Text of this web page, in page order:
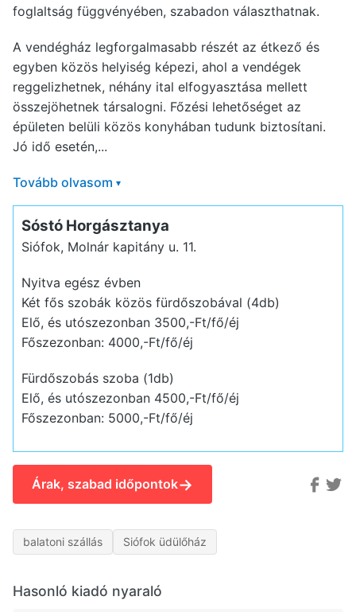
foglaltság függvényében, szabadon választhatnak.
A vendégház legforgalmasabb részét az étkező és
egyben közös helyiség képezi, ahol a vendégek
reggelizhetnek, néhány ital elfogyasztása mellett
összejöhetnek társalogni. Főzési lehetőséget az
épületen belüli közös konyhában tudunk biztosítani.
Jó idő esetén,...
Tovább olvasom ▾
Sóstó Horgásztanya
Siófok, Molnár kapitány u. 11.
Nyitva egész évben
Két fős szobák közös fürdőszobával (4db)
Elő, és utószezonban 3500,-Ft/fő/éj
Főszezonban: 4000,-Ft/fő/éj
Fürdőszobás szoba (1db)
Elő, és utószezonban 4500,-Ft/fő/éj
Főszezonban: 5000,-Ft/fő/éj
Árak, szabad időpontok→
balatoni szállás Siófok üdülőház
Hasonló kiadó nyaraló